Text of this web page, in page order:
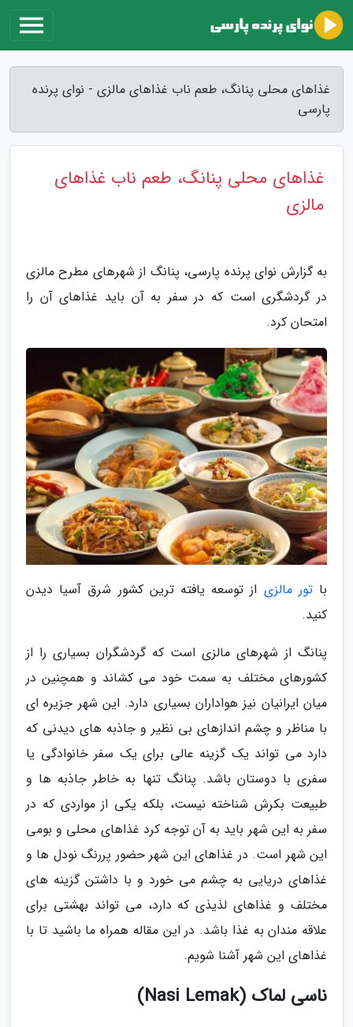
غذاهای محلی پنانگ، طعم ناب غذاهای مالزی - نوای پرنده
پارسی
غذاهای محلی پنانگ، طعم ناب غذاهای
مالزی
به گزارش نوای پرنده پارسی، پنانگ از شهرهای مطرح مالزی
در گردشگری است که در سفر به آن باید غذاهای آن را
امتحان کرد.
باتور مالزی از توسعه یافته ترین کشور شرق آسیا دیدن
کنید.
پنانگ از شهرهای مالزی است که گردشگران بسیاری را از
کشورهای مختلف به سمت خود می کشاند و همچنین در
میان ایرانیان نیز هواداران بسیاری دارد. این شهر جزیره ای
با مناظر و چشم اندازهای بی نظیر و جاذبه های دیدنی که
دارد می تواند یک گزینه عالی برای یک سفر خانوادگی یا
سفری با دوستان باشد. پنانگ تنها به خاطر جاذبه ها و
طبیعت بکرش شناخته نیست، بلکه یکی از مواردی که در
سفر به این شهر باید به آن توجه کرد غذاهای محلی و بومی
این شهر است. در غذاهای این شهر حضور پررنگ نودل ها و
غذاهای دریایی به چشم می خورد و با داشتن گزینه های
مختلف و غذاهای لذیذی که دارد، می تواند بهشتی برای
علاقه مندان به غذا باشد. در این مقاله همراه ما باشید تا با
غذاهای این شهر آشنا شویم.
ناسی لماک (Nasi Lemak)